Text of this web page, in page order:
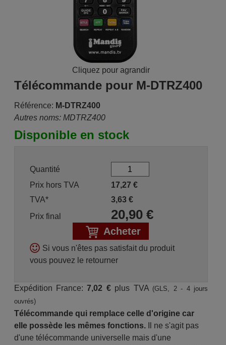
Cliquez pour agrandir
Télécommande pour M-DTRZ400
Référence: M-DTRZ400
Autres noms: MDTRZ400
Disponible en stock
Quantité
Prix hors TVA
17,27 €
TVA*
3,63€
Prix final
20,90€
Acheter
Si vous n'êtes pas satisfait du produit
vous pouvez le retourner
Expédition France:7,02 €plus TVA (GLS, 2 - 4 jours
ouvrés)
Télécommande qui remplace celle d'origine car
elle possède les mêmes fonctions.Il ne s'agit pas
d'une télécommande universelle mais d'une